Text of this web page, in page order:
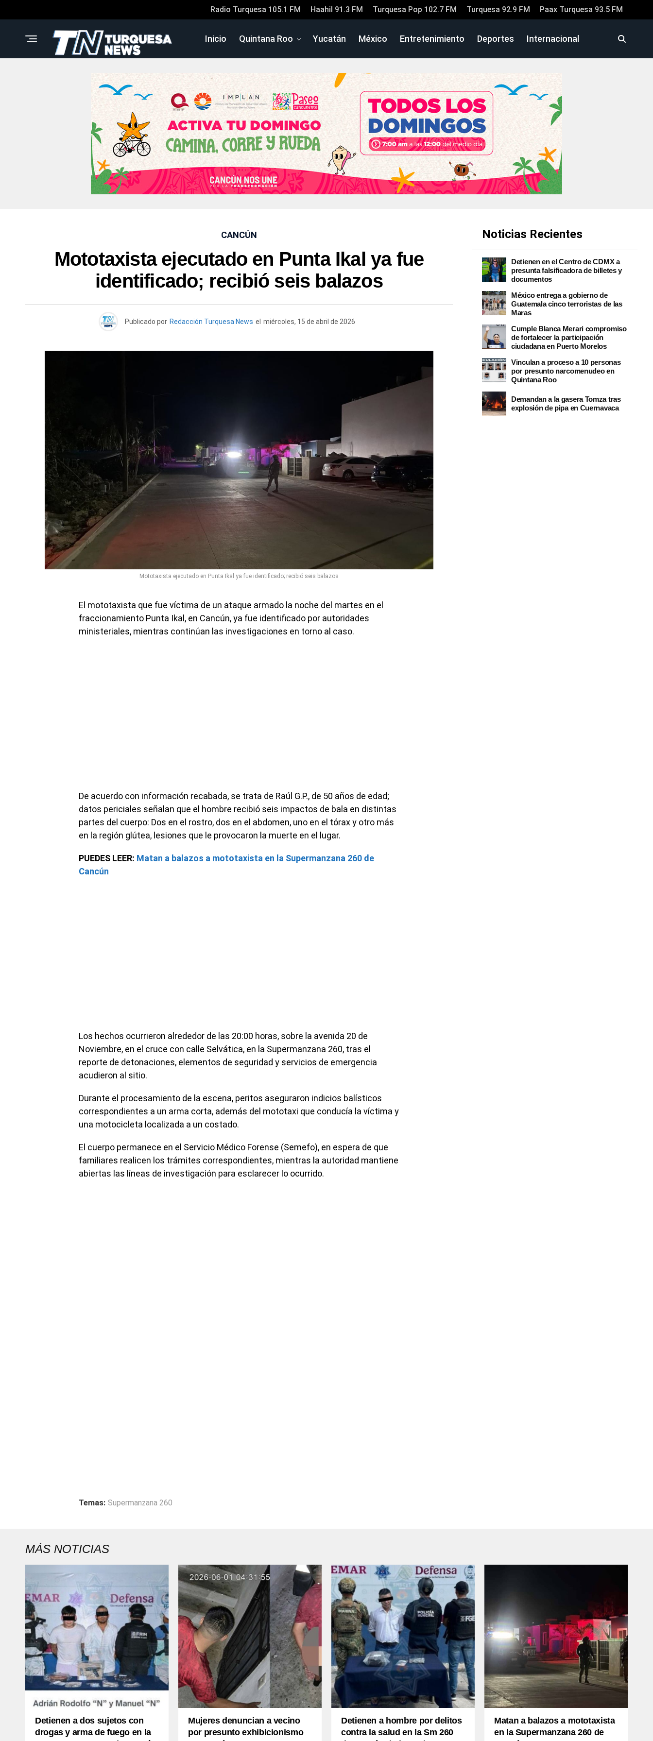
Radio Turquesa 105.1 FM Haahil 91.3 FM Turquesa Pop 102.7 FM Turquesa 92.9 FM Paax Turquesa 93.5 FM
Inicio Quintana Roo Yucatán México Entretenimiento Deportes Internacional
CANCÚN
Mototaxista ejecutado en Punta Ikal ya fue
identificado; recibió seis balazos
Publicado por Redacción Turquesa News el miércoles, 15 de abril de 2026
Mototaxista ejecutado en Punta Ikal ya fue identificado; recibió seis balazos
El mototaxista que fue víctima de un ataque armado la noche del martes en el
fraccionamiento Punta Ikal, en Cancún, ya fue identificado por autoridades
ministeriales, mientras continúan las investigaciones en torno al caso.
De acuerdo con información recabada, se trata de Raúl G.P., de 50 años de edad;
datos periciales señalan que el hombre recibió seis impactos de bala en distintas
partes del cuerpo: Dos en el rostro, dos en el abdomen, uno en el tórax y otro más
en la región glútea, lesiones que le provocaron la muerte en el lugar.
PUEDES LEER: Matan a balazos a mototaxista en la Supermanzana 260 de
Cancún
Los hechos ocurrieron alrededor de las 20:00 horas, sobre la avenida 20 de
Noviembre, en el cruce con calle Selvática, en la Supermanzana 260, tras el
reporte de detonaciones, elementos de seguridad y servicios de emergencia
acudieron al sitio.
Durante el procesamiento de la escena, peritos aseguraron indicios balísticos
correspondientes a un arma corta, además del mototaxi que conducía la víctima y
una motocicleta localizada a un costado.
El cuerpo permanece en el Servicio Médico Forense (Semefo), en espera de que
familiares realicen los trámites correspondientes, mientras la autoridad mantiene
abiertas las líneas de investigación para esclarecer lo ocurrido.
Temas: Supermanzana 260
Noticias Recientes
Detienen en el Centro de CDMX a
presunta falsificadora de billetes y
documentos
México entrega a gobierno de
Guatemala cinco terroristas de las
Maras
Cumple Blanca Merari compromiso
de fortalecer la participación
ciudadana en Puerto Morelos
Vinculan a proceso a 10 personas
por presunto narcomenudeo en
Quintana Roo
Demandan a la gasera Tomza tras
explosión de pipa en Cuernavaca
MÁS NOTICIAS
Detienen a dos sujetos con
drogas y arma de fuego en la
Mujeres denuncian a vecino
por presunto exhibicionismo
Detienen a hombre por delitos
contra la salud en la Sm 260
Matan a balazos a mototaxista
en la Supermanzana 260 de